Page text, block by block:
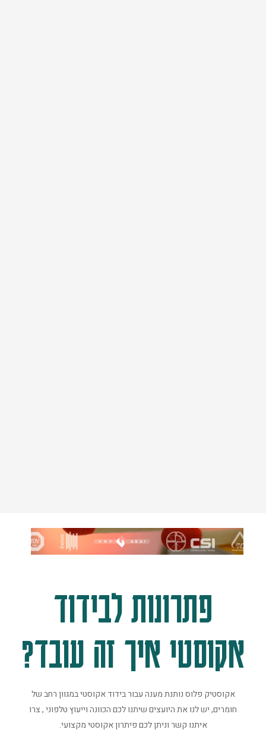
פתרונות לבידוד
אקוסטי איך זה עובד?
אקוסטיק פלוס נותנת מענה עבור בידוד אקוסטי במגוון רחב של
חומרים, יש לנו את היועצים שיתנו לכם הכוונה וייעוץ טלפוני , צרו
איתנו קשר וניתן לכם פיתרון אקוסטי מקצועי.